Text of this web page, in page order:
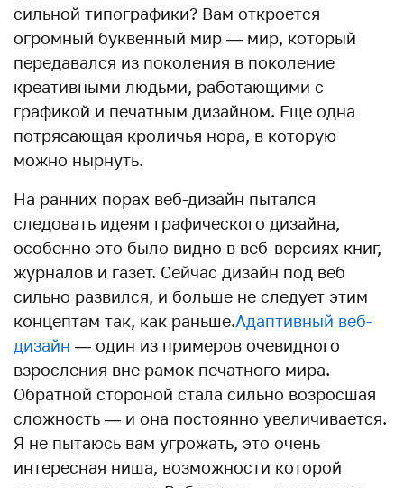
сильной типографики? Вам откроется
огромный буквенный мир — мир, который
передавался из поколения в поколение
креативными людьми, работающими с
графикой и печатным дизайном. Еще одна
потрясающая кроличья нора, в которую
можно нырнуть.
На ранних порах веб-дизайн пытался
следовать идеям графического дизайна,
особенно это было видно в веб-версиях книг,
журналов и газет. Сейчас дизайн под веб
сильно развился, и больше не следует этим
концептам так, как раньше.Адаптивный веб-
дизайн — один из примеров очевидного
взросления вне рамок печатного мира.
Обратной стороной стала сильно возросшая
сложность — и она постоянно увеличивается.
Я не пытаюсь вам угрожать, это очень
интересная ниша, возможности которой